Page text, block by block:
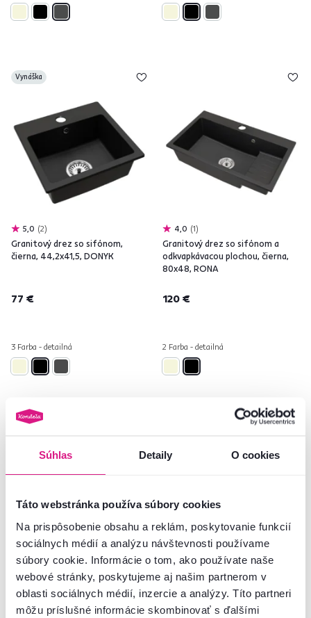
Súhlas Detaily O cookies
Táto webstránka používa súbory cookies
Na prispôsobenie obsahu a reklám, poskytovanie funkcií
sociálnych médií a analýzu návštevnosti používame
súbory cookie. Informácie o tom, ako používate naše
webové stránky, poskytujeme aj našim partnerom v
oblasti sociálnych médií, inzercie a analýzy. Títo partneri
môžu príslušné informácie skombinovať s ďalšími
Vynáška
5,0 2
Granitový drez so sifónom,
čierna, 44,2x41,5, DONYK
77 €
3 Farba - detailná
4,0 1
Granitový drez so sifónom a
odkvapkávacou plochou, čierna,
80x48, RONA
120 €
2 Farba - detailná
Granitový drez so sifónom,
béžová, 80x50, TORI
4,8 17
Granitový drez so sifónom a
odkvapkávacou plochou,